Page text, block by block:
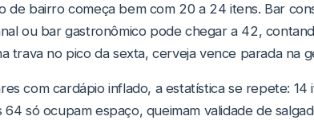
de bairro começa bem com 20 a 24 itens. Bar
ou bar gastronômico pode chegar a 42,
trava no pico da sexta, cerveja vence parada na
com cardápio inflado, a estatística se repete:
64 só ocupam espaço, queimam validade de